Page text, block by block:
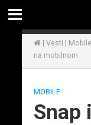
| Vesti | Mobile
na mobilnom
MOBILE
Snap